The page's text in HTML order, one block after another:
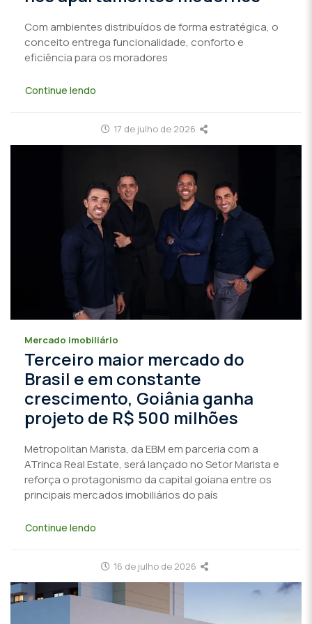
Com ambientes distribuídos de forma estratégica, o
conceito entrega funcionalidade, conforto e
eficiência para os moradores
Continue lendo
17 de julho de 2026
Mercado imobiliário
Terceiro maior mercado do
Brasil e em constante
crescimento, Goiânia ganha
projeto de R$ 500 milhões
Metropolitan Marista, da EBM em parceria com a
ATrinca Real Estate, será lançado no Setor Marista e
reforça o protagonismo da capital goiana entre os
principais mercados imobiliários do país
Continue lendo
16 de julho de 2026